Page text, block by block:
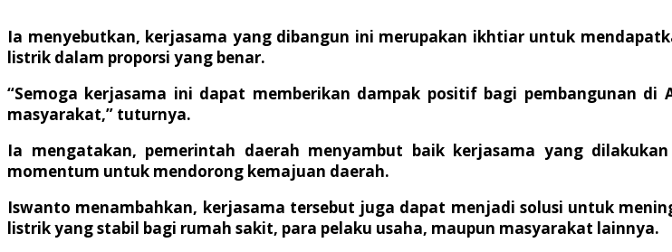
Ia menyebutkan, kerjasama yang dibangun ini merupakan ikhtiar untuk
listrik dalam proporsi yang benar.
“Semoga kerjasama ini dapat memberikan dampak positif bagi pembangunan
masyarakat,” tuturnya.
Ia mengatakan, pemerintah daerah menyambut baik kerjasama yang
momentum untuk mendorong kemajuan daerah.
Iswanto menambahkan, kerjasama tersebut juga dapat menjadi solusi untuk
listrik yang stabil bagi rumah sakit, para pelaku usaha, maupun masyarakat lainnya.